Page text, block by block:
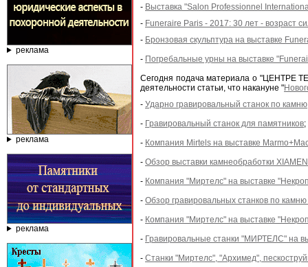
реклама
реклама
реклама
- Выставка "Salon Professionnel
- Funeraire Paris - 2017: 30 лет - возраст
- Бронзовая скульптура на выставке
- Погребальные урны на выставке
Сегодня подача материала о "ЦЕНТРЕ
деятельности статьи, что накануне "
- Ударно гравировальный станок по камню
- Гравировальный станок для памятников;
- Компания Mirtels на выставке
- Обзор выставки камнеобработки
- Компания "Миртелс" на выставке
- Обзор гравировальных станков по
- Компания "Миртелс" на выставке
- Гравировальные станки "МИРТЕЛС" на
- Станки "Миртелс", "Архимед",